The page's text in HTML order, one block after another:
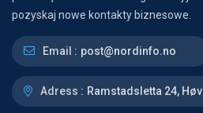
pozyskaj nowe kontakty biznesowe.
Email : post@nordinfo.no
Adress : Ramstadsletta 24,